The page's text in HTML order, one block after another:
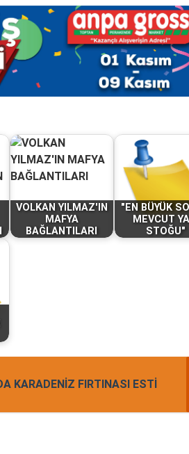
VOLKAN YILMAZ'IN
MAFYA
BAĞLANTILARI
"EN BÜYÜK
MEVCUT
STOĞU"
KARADENİZ FIRTINASI ESTİ